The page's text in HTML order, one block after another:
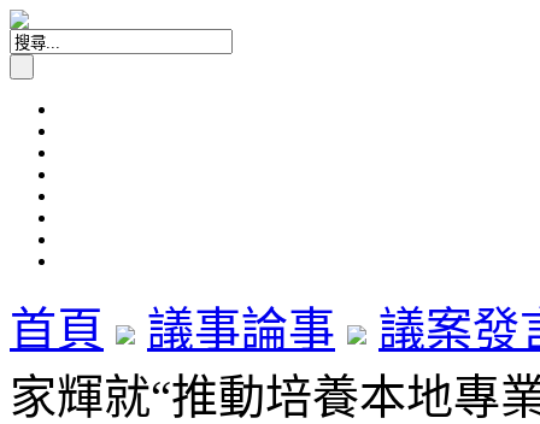
首頁 議事論事
議案發
家輝就“推動培養本地專